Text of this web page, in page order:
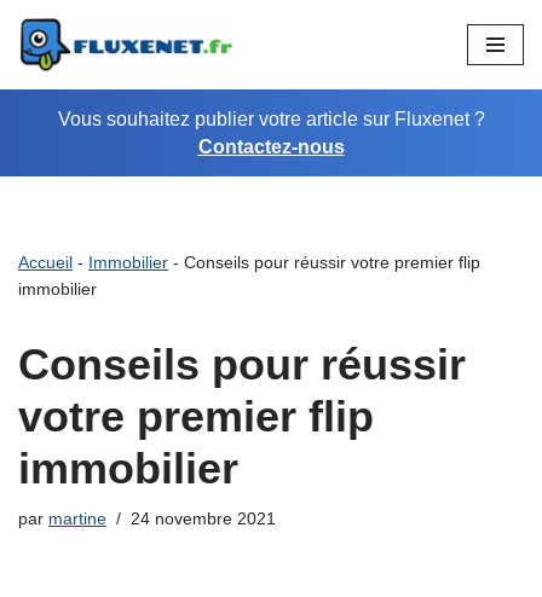
Aller
au
contenuVous souhaitez publier votre article sur Fluxenet ?
Contactez-nous
Accueil - Immobilier - Conseils pour réussir votre premier flip
immobilier
Conseils pour réussir
votre premier flip
immobilier
par martine 24 novembre 2021